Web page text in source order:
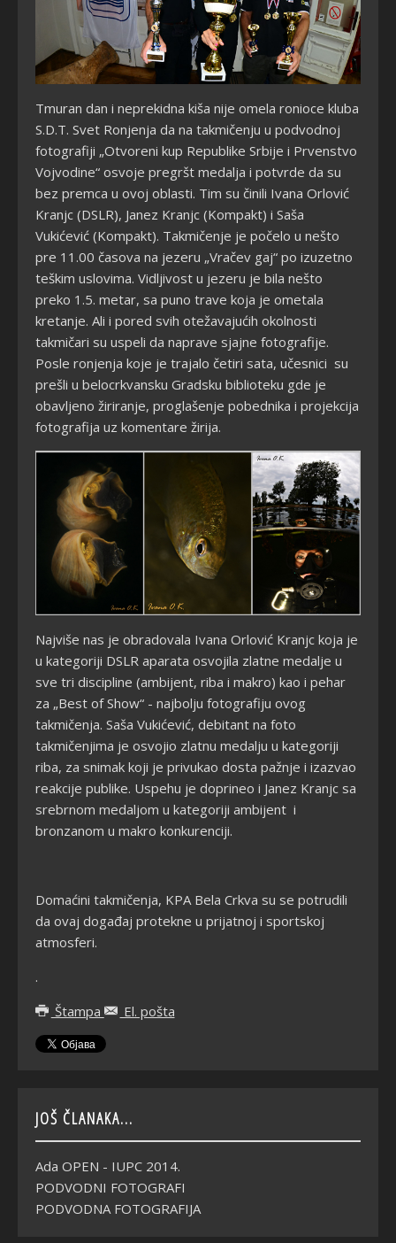
Tmuran dan i neprekidna kiša nije omela ronioce kluba
S.D.T. Svet Ronjenja da na takmičenju u podvodnoj
fotografiji „Otvoreni kup Republike Srbije i Prvenstvo
Vojvodine“ osvoje pregršt medalja i potvrde da su
bez premca u ovoj oblasti. Tim su činili Ivana Orlović
Kranjc (DSLR), Janez Kranjc (Kompakt) i Saša
Vukićević (Kompakt). Takmičenje je počelo u nešto
pre 11.00 časova na jezeru „Vračev gaj“ po izuzetno
teškim uslovima. Vidljivost u jezeru je bila nešto
preko 1.5. metar, sa puno trave koja je ometala
kretanje. Ali i pored svih otežavajućih okolnosti
takmičari su uspeli da naprave sjajne fotografije.
Posle ronjenja koje je trajalo četiri sata, učesnici su
prešli u belocrkvansku Gradsku biblioteku gde je
obavljeno žiriranje, proglašenje pobednika i projekcija
fotografija uz komentare žirija.
Najviše nas je obradovala Ivana Orlović Kranjc koja je
u kategoriji DSLR aparata osvojila zlatne medalje u
sve tri discipline (ambijent, riba i makro) kao i pehar
za „Best of Show“ - najbolju fotografiju ovog
takmičenja. Saša Vukićević, debitant na foto
takmičenjima je osvojio zlatnu medalju u kategoriji
riba, za snimak koji je privukao dosta pažnje i izazvao
reakcije publike. Uspehu je doprineo i Janez Kranjc sa
srebrnom medaljom u kategoriji ambijent i
bronzanom u makro konkurenciji.
Domaćini takmičenja, KPA Bela Crkva su se potrudili
da ovaj događaj protekne u prijatnoj i sportskoj
atmosferi.
.
Štampa
El. pošta
JOŠ ČLANAKA...
Ada OPEN - IUPC 2014.
PODVODNI FOTOGRAFI
PODVODNA FOTOGRAFIJA